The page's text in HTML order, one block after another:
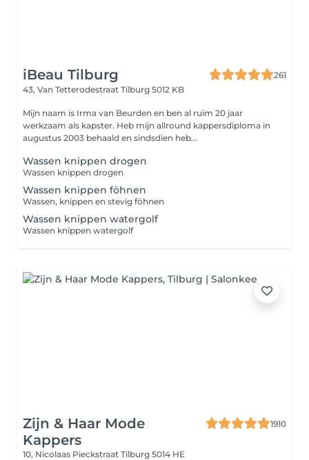
iBeau Tilburg
261
43, Van Tetterodestraat Tilburg 5012 KB
Mijn naam is Irma van Beurden en ben al ruim 20 jaar
werkzaam als kapster. Heb mijn allround kappersdiploma in
augustus 2003 behaald en sindsdien heb...
Wassen knippen drogen
Wassen knippen drogen
Wassen knippen föhnen
Wassen, knippen en stevig föhnen
Wassen knippen watergolf
Wassen knippen watergolf
Zijn & Haar Mode
Kappers
1910
10, Nicolaas Pieckstraat Tilburg 5014 HE